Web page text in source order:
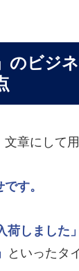
のビジ
文章にして
す。
しました」
といったタ